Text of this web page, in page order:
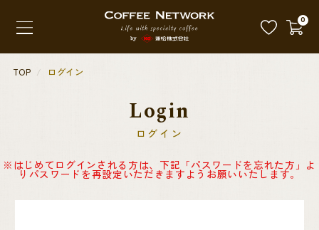
0
TOP ログイン
Login
ログイン
※はじめてログインされる方は、下記「パスワードを忘れた方」よ
りパスワードを再設定いただきますようお願いいたします。